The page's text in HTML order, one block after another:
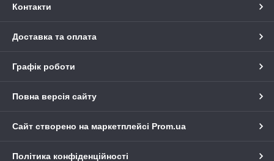
Контакти
Доставка та оплата
Графік роботи
Повна версія сайту
Сайт створено на маркетплейсі Prom.ua
Політика конфіденційності